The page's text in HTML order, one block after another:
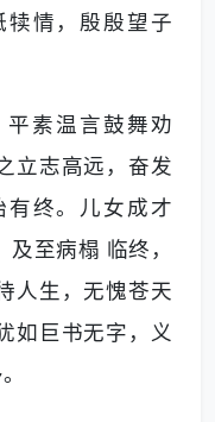
情，殷殷望子
素温言鼓舞劝
立志高远，奋发
终。儿女成才
至病榻 临终，
人生，无愧苍天
如巨书无字，义